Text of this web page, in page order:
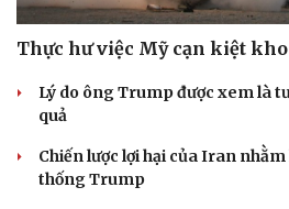
Thực hư việc Mỹ cạn kiệt
Lý do ông Trump được xem là
quả
Chiến lược lợi hại của Iran
thống Trump